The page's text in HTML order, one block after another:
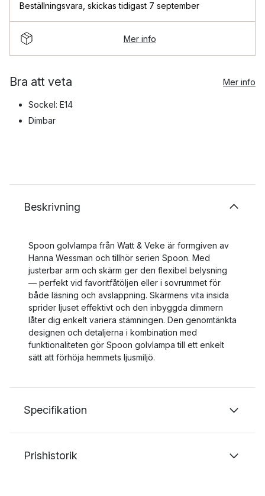
Beställningsvara skickas tidigast 7 september
Mer info
Bra att veta Mer info
Sockel: E14
Dimbar
Beskrivning
Spoon golvlampa från Watt & Veke är formgiven av
Hanna Wessman och tillhör serien Spoon. Med
justerbar arm och skärm ger den flexibel belysning
— perfekt vid favoritfåtöljen eller i sovrummet för
både läsning och avslappning. Skärmens vita insida
sprider ljuset effektivt och den inbyggda dimmern
låter dig enkelt variera stämningen. Den genomtänkta
designen och detaljerna i kombination med
funktionaliteten gör Spoon golvlampa till ett enkelt
sätt att förhöja hemmets ljusmiljö.
Specifikation
Prishistorik